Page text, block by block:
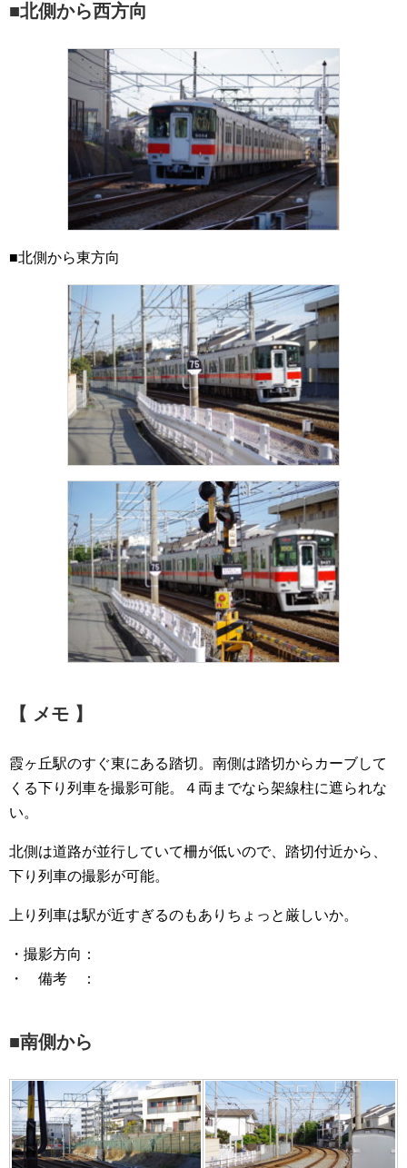
■北側から西方向
■北側から東方向
【 メモ 】
霞ヶ丘駅のすぐ東にある踏切。南側は踏切からカーブして
くる下り列車を撮影可能。４両までなら架線柱に遮られな
い。
北側は道路が並行していて柵が低いので、踏切付近から、
下り列車の撮影が可能。
上り列車は駅が近すぎるのもありちょっと厳しいか。
・撮影方向：
・ 備考 ：
■南側から